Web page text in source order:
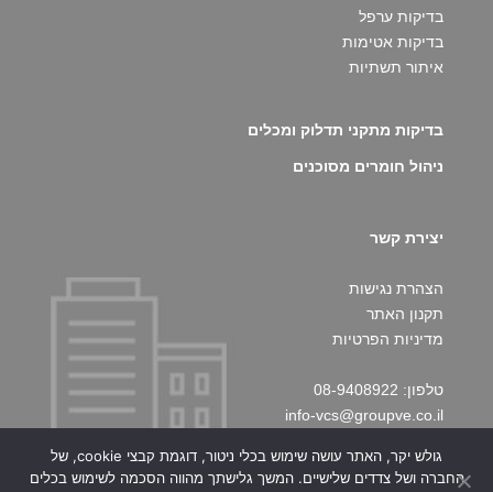
בדיקות ערפל
בדיקות אטימות
איתור תשתיות
בדיקות מתקני תדלוק ומכלים
ניהול חומרים מסוכנים
יצירת קשר
הצהרת נגישות
תקנון האתר
מדיניות הפרטיות
טלפון: 08-9408922
info-vcs@groupve.co.il
גולש יקר, האתר עושה שימוש בכלי ניטור, דוגמת קבצי cookie, של
החברה ושל צדדים שלישיים. המשך גלישתך מהווה הסכמה לשימוש בכלים